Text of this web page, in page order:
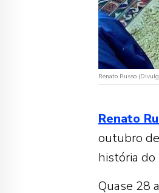
Renato Russo
Renato
outubro
história do
Quase 28